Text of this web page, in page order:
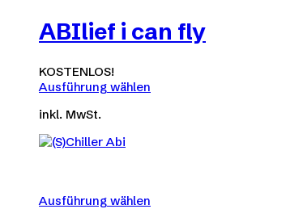
Produkt
weist
Varianten
auf.
Optionen
auf
werden
ABIlief i can fly
KOSTENLOS!
Ausführung wählen
Produkt
weist
mehrere
Die
inkl. MwSt.
Ausführung wählen